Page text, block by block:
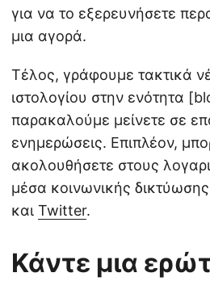
για να το εξερευνήσετε
μια αγορά.
Τέλος, γράφουμε τακτικά
ιστολογίου στην ενότητα
παρακαλούμε μείνετε σε
ενημερώσεις. Επιπλέον,
ακολουθήσετε στους
μέσα κοινωνικής δικτύωσης
και Twitter.
Κάντε μια